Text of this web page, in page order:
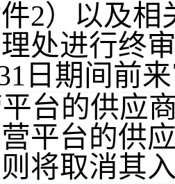
2）以及相
处进行终
日期间前
台的供应
平台的供
将取消其